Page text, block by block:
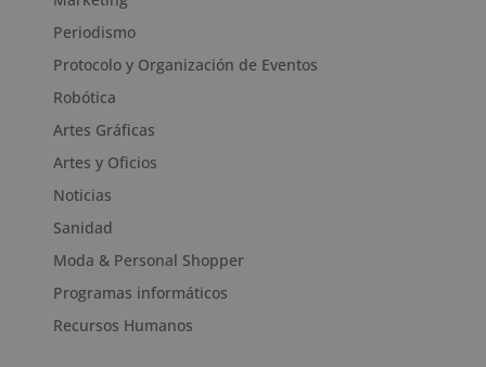
Periodismo
Protocolo y Organización de Eventos
Robótica
Artes Gráficas
Artes y Oficios
Noticias
Sanidad
Moda & Personal Shopper
Programas informáticos
Recursos Humanos